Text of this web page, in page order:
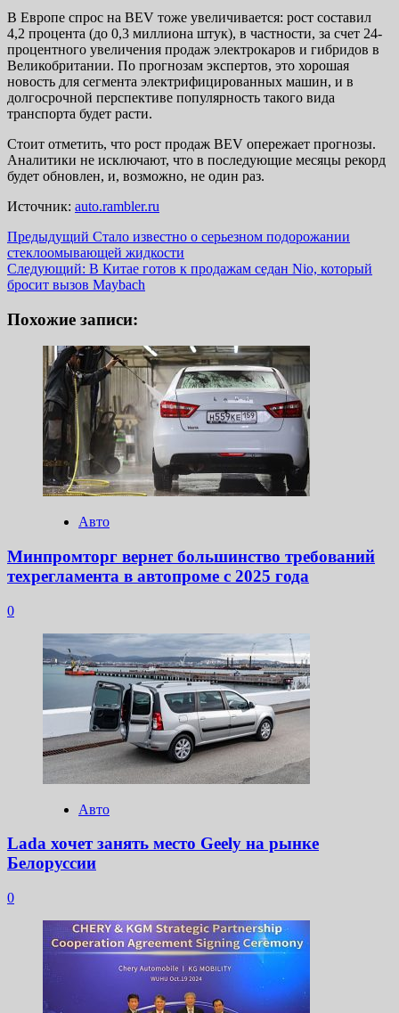
В Европе спрос на BEV тоже увеличивается: рост составил
4,2 процента (до 0,3 миллиона штук), в частности, за счет 24-
процентного увеличения продаж электрокаров и гибридов в
Великобритании. По прогнозам экспертов, это хорошая
новость для сегмента электрифицированных машин, и в
долгосрочной перспективе популярность такого вида
транспорта будет расти.
Стоит отметить, что рост продаж BEV опережает прогнозы.
Аналитики не исключают, что в последующие месяцы рекорд
будет обновлен, и, возможно, не один раз.
Источник: auto.rambler.ru
Навигация
записи
Предыдущий Стало известно о серьезном подорожании
стеклоомывающей жидкости
Следующий: В Китае готов к продажам седан Nio, который
бросит вызов Maybach
Похожие записи:
Авто
Минпромторг вернет большинство требований
техрегламента в автопроме с 2025 года
0
Авто
Lada хочет занять место Geely на рынке
Белоруссии
0